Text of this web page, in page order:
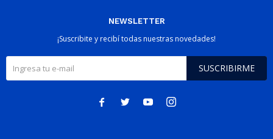
NEWSLETTER
¡Suscribite y recibí todas nuestras novedades!
SUSCRIBIRME
   